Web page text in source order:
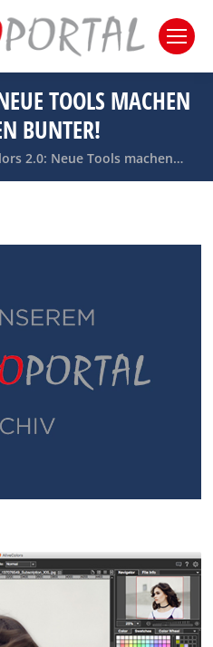
TOOLS MACHEN
BUNTER!
2.0: Neue Tools machen…